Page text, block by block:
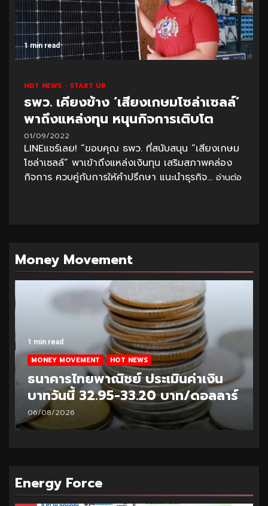
1 min read
HOT NEWS START UP
ธพว. เคียงข้าง ‘เสียงเกษมโซล่าเซลล์’
พาถึงแหล่งทุน หนุนกิจการเติบโต
01/09/2022
LINEแชร์เลย! “ขอบคุณ ธพว. ที่สนับสนุน “เสียงเกษม
โซล่าเซลล์” พาเข้าถึงแหล่งเงินทุน เสริมสภาพคล่อง
กิจการ ควบคู่กับการให้คำปรึกษา แนะนำธุรกิจ... อ่านต่อ
Money Movement
1 min read
MONEY MOVEMENT HOT NEWS
ธนาคารไทยพาณิชย์ ประเมินค่าเงิน
บาทวันนี้ 32.95-33.20 บาท/ดอลลาร์
06/08/2026
Energy Force